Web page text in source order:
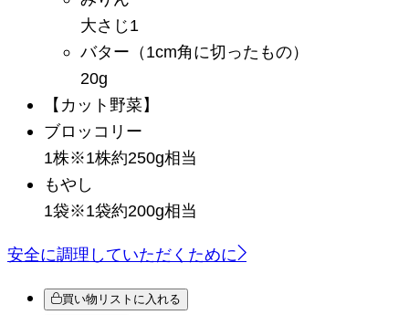
大さじ1
バター （1cm角に切ったもの）
20g
【カット野菜】
ブロッコリー
1株※1株約250g相当
もやし
1袋※1袋約200g相当
安全に調理していただくために
買い物リストに入れる